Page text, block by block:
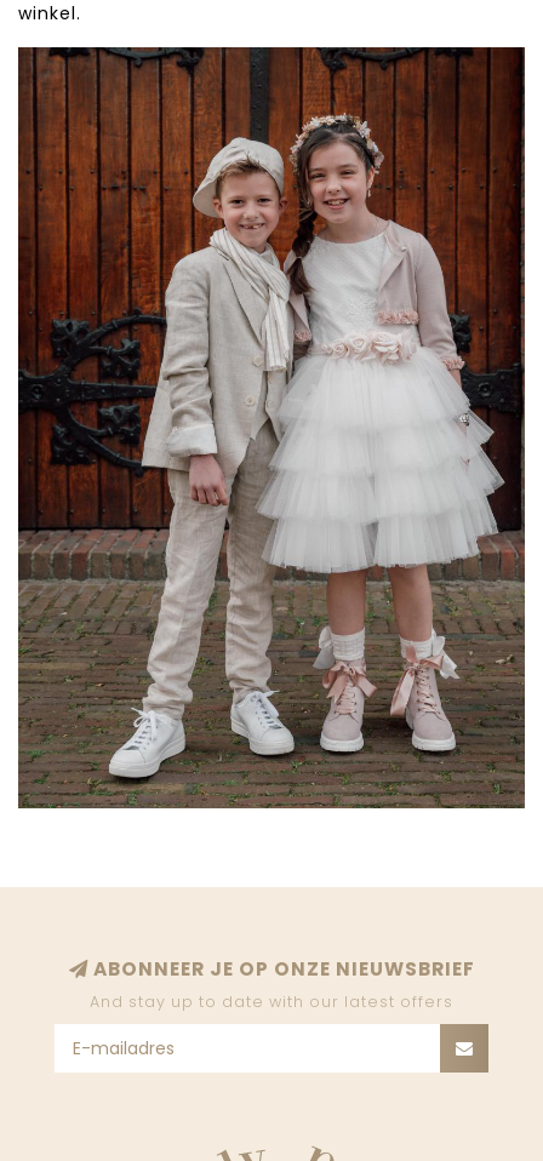
winkel.
ABONNEER JE OP ONZE NIEUWSBRIEF
And stay up to date with our latest offers